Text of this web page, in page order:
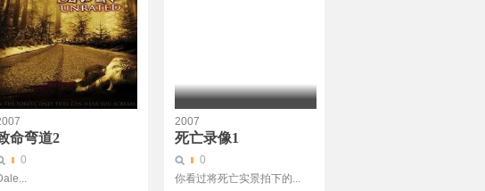
命弯道2
0
2007
死亡录像1
0
你看过将死亡实景拍下的...